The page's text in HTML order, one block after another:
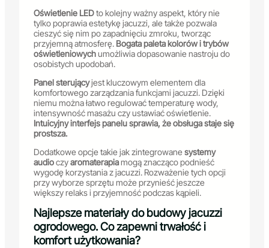
Oświetlenie LEDto kolejny ważny aspekt, który nie
tylko poprawia estetykę jacuzzi, ale także pozwala
cieszyć się nim po zapadnięciu zmroku, tworząc
przyjemną atmosferę. Bogata paleta kolorów i trybów
oświetleniowychumożliwia dopasowanie nastroju do
osobistych upodobań.
Panel sterującyjest kluczowym elementem dla
komfortowego zarządzania funkcjami jacuzzi. Dzięki
niemu można łatwo regulować temperaturę wody,
intensywność masażu czy ustawiać oświetlenie.
Intuicyjny interfejs panelu sprawia, że obsługa staje się
prostsza.
Dodatkowe opcje takie jak zintegrowane systemy
audioczyaromaterapiamogą znacząco podnieść
wygodę korzystania z jacuzzi. Rozważenie tych opcji
przy wyborze sprzętu może przynieść jeszcze
większy relaks i przyjemność podczas kąpieli.
Najlepsze materiały do budowy jacuzzi
ogrodowego. Co zapewni trwałość i
komfort użytkowania?